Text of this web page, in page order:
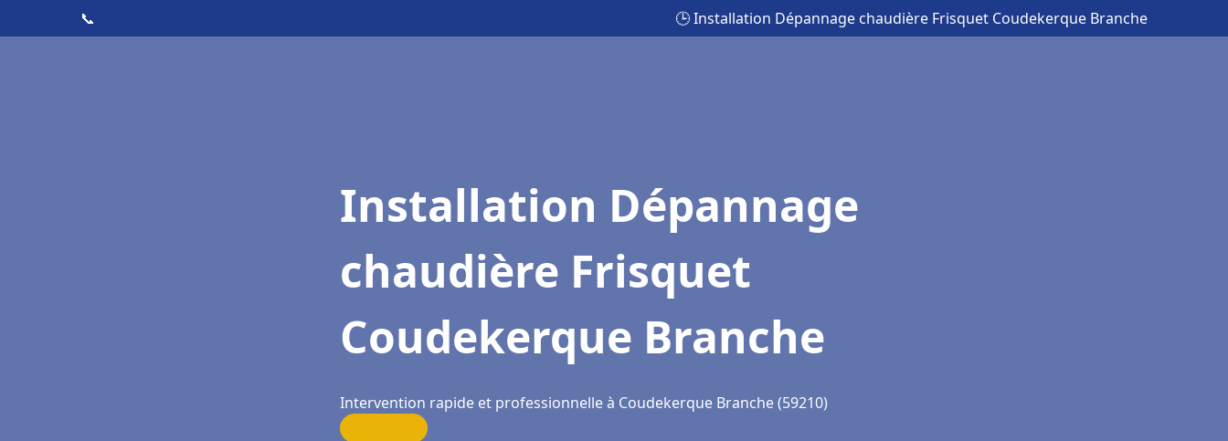
📞 🕒 Installation Dépannage chaudière Frisquet Coudekerque Branche
Installation Dépannage
chaudière Frisquet
Coudekerque Branche
Intervention rapide et professionnelle à Coudekerque Branche (59210)